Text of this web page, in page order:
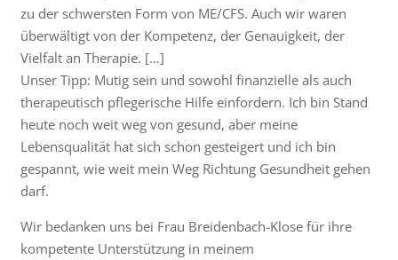
zu der schwersten Form von ME/CFS. Auch wir waren
überwältigt von der Kompetenz, der Genauigkeit, der
Vielfalt an Therapie. […]
Unser Tipp: Mutig sein und sowohl finanzielle als auch
therapeutisch pflegerische Hilfe einfordern. Ich bin Stand
heute noch weit weg von gesund, aber meine
Lebensqualität hat sich schon gesteigert und ich bin
gespannt, wie weit mein Weg Richtung Gesundheit gehen
darf.
Wir bedanken uns bei Frau Breidenbach-Klose für ihre
kompetente Unterstützung in meinem